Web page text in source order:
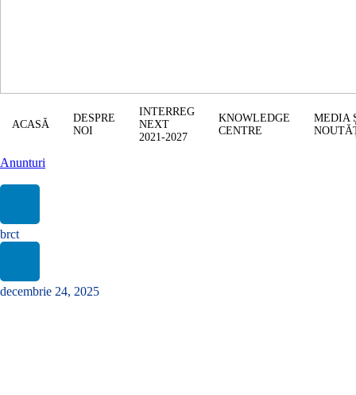
ACASĂ
DESPRE
NOI
INTERREG
NEXT
2021-2027
KNOWLEDGE
CENTRE
MEDIA
Anunturi
brct
decembrie 24, 2025